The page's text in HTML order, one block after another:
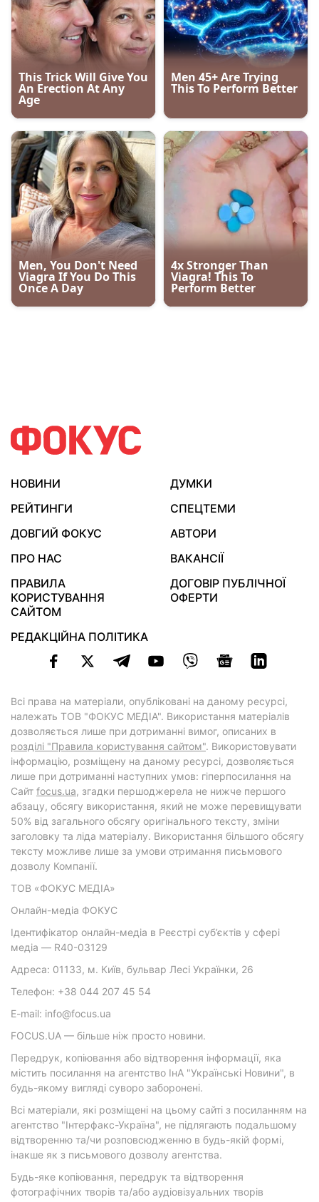
НОВИНИ
ДУМКИ
РЕЙТИНГИ
СПЕЦТЕМИ
ДОВГИЙ ФОКУС
АВТОРИ
ПРО НАС
ВАКАНСІЇ
ПРАВИЛА
КОРИСТУВАННЯ
САЙТОМ
ДОГОВІР ПУБЛІЧНОЇ
ОФЕРТИ
РЕДАКЦІЙНА ПОЛІТИКА
Всі права на матеріали, опубліковані на даному ресурсі,
належать ТОВ "ФОКУС МЕДІА". Використання матеріалів
дозволяється лише при дотриманні вимог, описаних в
розділі "Правила користування сайтом". Використовувати
інформацію, розміщену на даному ресурсі, дозволяється
лише при дотриманні наступних умов: гіперпосилання на
Cайт focus.ua, згадки першоджерела не нижче першого
абзацу, обсягу використання, який не може перевищувати
50% від загального обсягу оригінального тексту, зміни
заголовку та ліда матеріалу. Використання більшого обсягу
тексту можливе лише за умови отримання письмового
дозволу Компанії.
ТОВ «ФОКУС МЕДІА»
Онлайн-медіа ФОКУС
Ідентифікатор онлайн-медіа в Реєстрі суб’єктів у сфері
медіа — R40-03129
Адреса: 01133, м. Київ, бульвар Лесі Українки, 26
Телефон: +38 044 207 45 54
E-mail: info@focus.ua
FOCUS.UA — більше ніж просто новини.
Передрук, копіювання або відтворення інформації, яка
містить посилання на агентство ІнА "Українські Новини", в
будь-якому вигляді суворо заборонені.
Всі матеріали, які розміщені на цьому сайті з посиланням на
агентство "Інтерфакс-Україна", не підлягають подальшому
відтворенню та/чи розповсюдженню в будь-якій формі,
інакше як з письмового дозволу агентства.
Будь-яке копіювання, передрук та відтворення
фотографічних творів та/або аудіовізуальних творів